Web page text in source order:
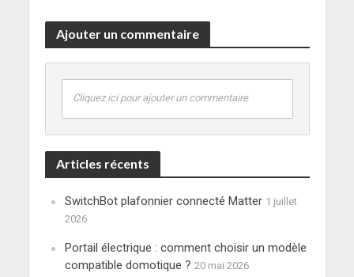
Ajouter un commentaire
Cliquez ici pour ajouter un commentaire
Articles récents
SwitchBot plafonnier connecté Matter 1 juillet
2026
Portail électrique : comment choisir un modèle
compatible domotique ? 20 mai 2026